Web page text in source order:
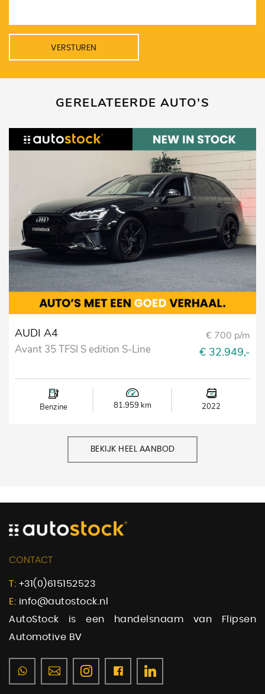
VERSTUREN
GERELATEERDE AUTO’S
AUDI A4
Avant 35 TFSI S edition S-Line
€ 700 p/m
€ 32.949,-
Benzine 81.959 km 2022
BEKIJK HEEL AANBOD
CONTACT
T: +31(0)615152523
E: info@autostock.nl
AutoStock is een handelsnaam van Flipsen
Automotive BV